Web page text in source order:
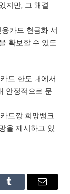
지만, 그 해결
카드 현금화 서
확보할 수 있도
드 한도 내에서
안정적으로 문
드깡 희망뱅크
을 제시하고 있
Tumblr Email